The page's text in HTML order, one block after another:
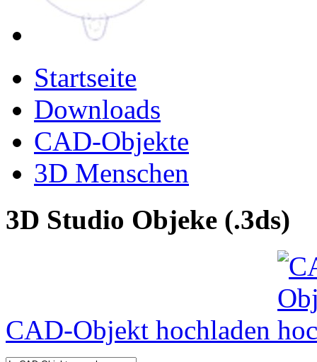
Startseite
Downloads
CAD-Objekte
3D Menschen
3D Studio Objeke (.3ds)
CAD-Objekt hochladen